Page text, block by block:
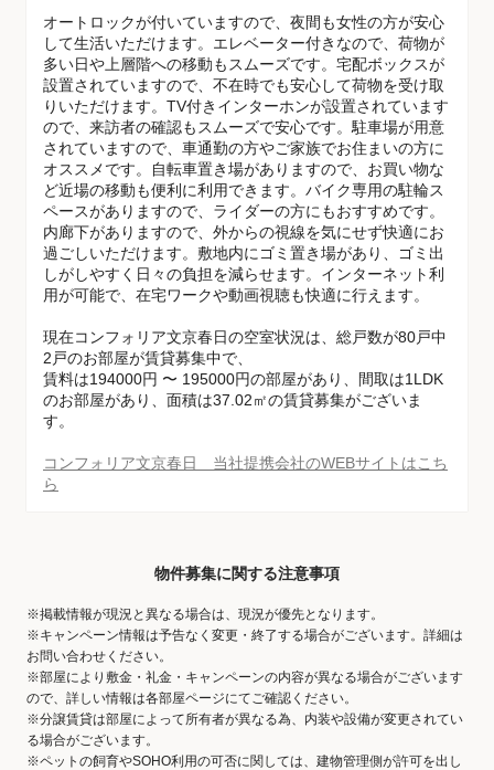
オートロックが付いていますので、夜間も女性の方が安心
して生活いただけます。エレベーター付きなので、荷物が
多い日や上層階への移動もスムーズです。宅配ボックスが
設置されていますので、不在時でも安心して荷物を受け取
りいただけます。TV付きインターホンが設置されています
ので、来訪者の確認もスムーズで安心です。駐車場が用意
されていますので、車通勤の方やご家族でお住まいの方に
オススメです。自転車置き場がありますので、お買い物な
ど近場の移動も便利に利用できます。バイク専用の駐輪ス
ペースがありますので、ライダーの方にもおすすめです。
内廊下がありますので、外からの視線を気にせず快適にお
過ごしいただけます。敷地内にゴミ置き場があり、ゴミ出
しがしやすく日々の負担を減らせます。インターネット利
用が可能で、在宅ワークや動画視聴も快適に行えます。
現在コンフォリア文京春日の空室状況は、総戸数が80戸中
2戸のお部屋が賃貸募集中で、
賃料は194000円 〜 195000円の部屋があり、間取は1LDK
のお部屋があり、面積は37.02㎡の賃貸募集がございま
す。
コンフォリア文京春日 当社提携会社のWEBサイトはこち
ら
物件募集に関する注意事項
※掲載情報が現況と異なる場合は、現況が優先となります。
※キャンペーン情報は予告なく変更・終了する場合がございます。詳細は
お問い合わせください。
※部屋により敷金・礼金・キャンペーンの内容が異なる場合がございます
ので、詳しい情報は各部屋ページにてご確認ください。
※分譲賃貸は部屋によって所有者が異なる為、内装や設備が変更されてい
る場合がございます。
※ペットの飼育やSOHO利用の可否に関しては、建物管理側が許可を出し